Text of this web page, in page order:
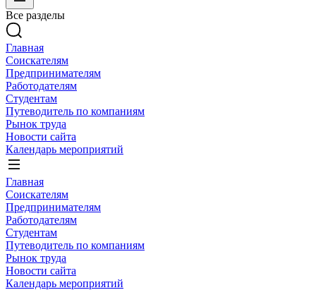
Все разделы
Главная
Соискателям
Предпринимателям
Работодателям
Студентам
Путеводитель по компаниям
Рынок труда
Новости сайта
Календарь мероприятий
Главная
Соискателям
Предпринимателям
Работодателям
Студентам
Путеводитель по компаниям
Рынок труда
Новости сайта
Календарь мероприятий